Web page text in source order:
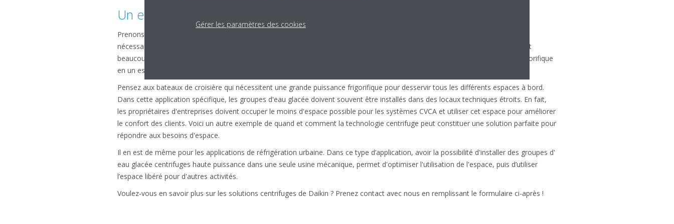
Un exemple d’application de la technologie centrifuge
Prenons comme exemple un centre commercial. Un groupe d'eau glacée centrifuge permet d’atteindre la puissance frigorifique
nécessaire au bâtiment avec un nombre inférieur d'unités par rapport à d’autres types de groupes d’eau glacée qui occuperaient
beaucoup plus d’espace. Un groupe d'eau glacée centrifuge aurait donc le principal avantage de fournir une forte puissance frigorifique
en un espace relativement restreint, en plus d’une haute efficacité de fonctionnement.
Pensez aux bateaux de croisière qui nécessitent une grande puissance frigorifique pour desservir tous les différents espaces à bord.
Dans cette application spécifique, les groupes d'eau glacée doivent souvent être installés dans des locaux techniques étroits. En fait,
les propriétaires d'entreprises doivent occuper le moins d'espace possible pour les systèmes CVCA et utiliser cet espace pour améliorer
le confort des clients. Voici un autre exemple de quand et comment la technologie centrifuge peut constituer une solution parfaite pour
répondre aux besoins d'espace.
Il en est de même pour les applications de réfrigération urbaine. Dans ce type d’application, avoir la possibilité d'installer des groupes d'
eau glacée centrifuges haute puissance dans une seule usine mécanique, permet d'optimiser l'utilisation de l'espace, puis d’utiliser
l’espace libéré pour d'autres activités.
Voulez-vous en savoir plus sur les solutions centrifuges de Daikin ? Prenez contact avec nous en remplissant le formulaire ci-après !
Gérer les paramètres des cookies